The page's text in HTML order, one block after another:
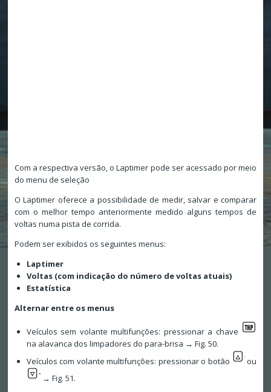
Com a respectiva versão, o Laptimer pode ser acessado por meio
do menu de seleção
O Laptimer oferece a possibilidade de medir, salvar e comparar
com o melhor tempo anteriormente medido alguns tempos de
voltas numa pista de corrida.
Podem ser exibidos os seguintes menus:
Laptimer
Voltas (com indicação do número de voltas atuais)
Estatística
Alternar entre os menus
Veículos sem volante multifunções: pressionar a chave
na alavanca dos limpadores do para-brisa → Fig. 50.
Veículos com volante multifunções: pressionar o botão
ou
→ Fig. 51.